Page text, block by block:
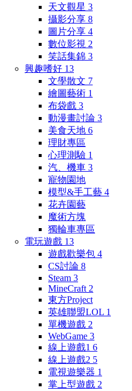
天文觀星 3
攝影分享 8
圖片分享 4
數位影視 2
笑話集錦 3
興趣嗜好 13
文學散文 7
繪圖藝術 1
布袋戲 3
動漫畫討論 3
美食天地 6
理財專區
心理測驗 1
汽、機車 3
寵物園地
模型&手工藝 4
花卉園藝
魔術方塊
獨輪車專區
電玩遊戲 13
遊戲歡樂包 4
CS討論 8
Steam 3
MineCraft 2
東方Project
英雄聯盟LOL 1
單機遊戲 2
WebGame 3
線上遊戲1 6
線上遊戲2 5
電視遊樂器 1
掌上型遊戲 2